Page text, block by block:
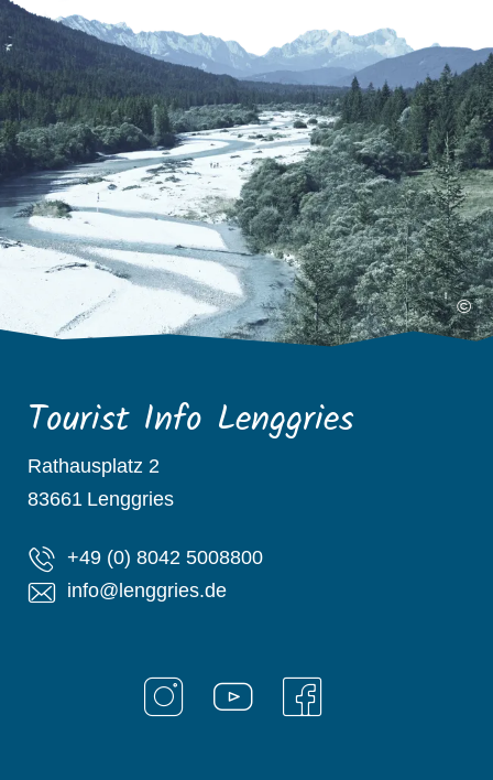
©
Tourist Info Lenggries
Rathausplatz 2
83661 Lenggries
+49 (0) 8042 5008800
info@lenggries.de